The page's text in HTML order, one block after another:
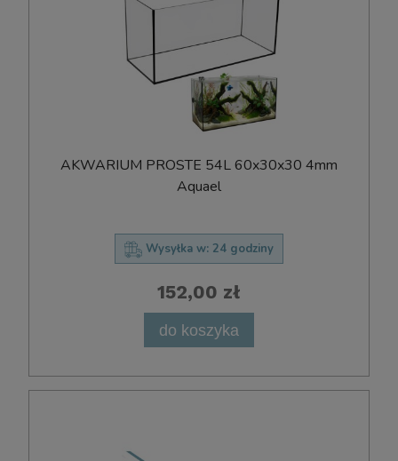
AKWARIUM PROSTE 54L 60x30x30 4mm
Aquael
Wysyłka w: 24 godziny
152,00 zł
do koszyka